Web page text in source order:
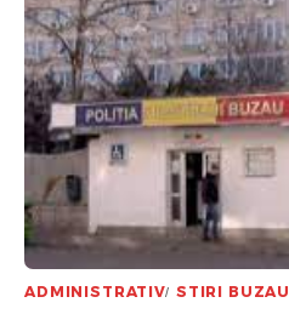
ADMINISTRATIV STIRI BUZAU